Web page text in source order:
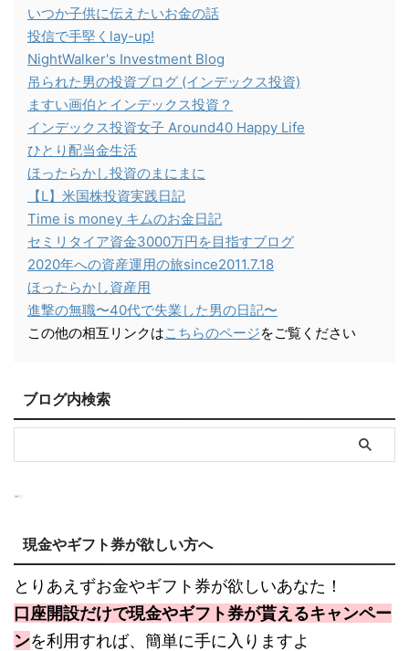
いつか子供に伝えたいお金の話
投信で手堅くlay-up!
NightWalker's Investment Blog
吊られた男の投資ブログ (インデックス投資)
ますい画伯とインデックス投資？
インデックス投資女子 Around40 Happy Life
ひとり配当金生活
ほったらかし投資のまにまに
【L】米国株投資実践日記
Time is money キムのお金日記
セミリタイア資金3000万円を目指すブログ
2020年への資産運用の旅since2011.7.18
ほったらかし資産用
進撃の無職〜40代で失業した男の日記〜
この他の相互リンクはこちらのページをご覧ください
ブログ内検索
現金やギフト券が欲しい方へ
とりあえずお金やギフト券が欲しいあなた！
口座開設だけで現金やギフト券が貰えるキャンペー
ンを利用すれば、簡単に手に入りますよ